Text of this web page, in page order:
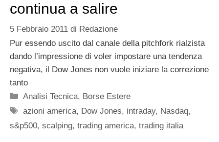
continua a salire
5 Febbraio 2011 di Redazione
Pur essendo uscito dal canale della pitchfork rialzista
dando l’impressione di voler impostare una tendenza
negativa, il Dow Jones non vuole iniziare la correzione
tanto
Categorie
Analisi Tecnica, Borse Estere
Tag
azioni america, Dow Jones, intraday, Nasdaq,
s&p500, scalping, trading america, trading italia